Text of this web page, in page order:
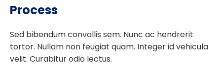
Process
Sed bibendum convallis sem. Nunc ac hendrerit
tortor. Nullam non feugiat quam. Integer id vehicula
velit. Curabitur odio lectus.